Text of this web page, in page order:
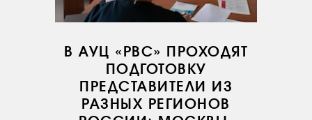
СЕРВИС
ИНСТРУКТОРЫ
В АУЦ «РВС» ПРОХОДЯТ
ПОДГОТОВКУ
ПРЕДСТАВИТЕЛИ ИЗ
РАЗНЫХ РЕГИОНОВ